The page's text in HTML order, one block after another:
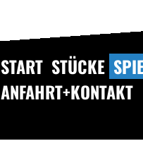
START STÜCKE
ANFAHRT+KONTAKT